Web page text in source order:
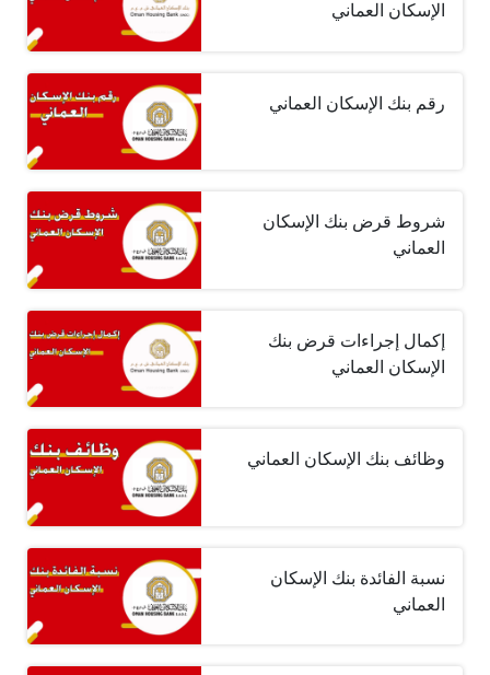
الإسكان العماني
رقم بنك الإسكان العماني
شروط قرض بنك الإسكان
العماني
إكمال إجراءات قرض بنك
الإسكان العماني
وظائف بنك الإسكان العماني
نسبة الفائدة بنك الإسكان
العماني